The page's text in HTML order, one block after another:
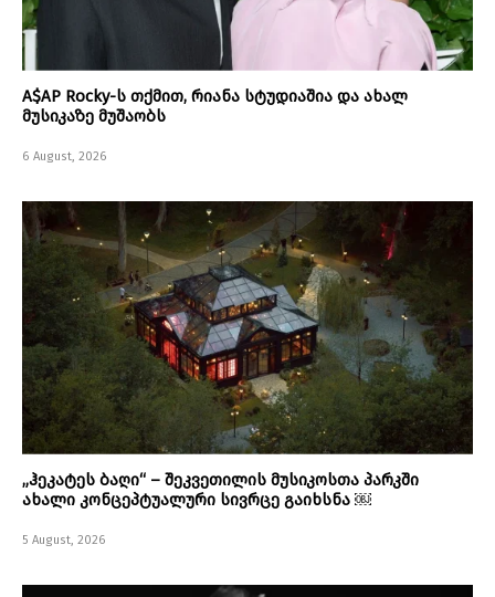
A$AP Rocky-ს თქმით, რიანა სტუდიაშია და ახალ
მუსიკაზე მუშაობს
6 August, 2026
„ჰეკატეს ბაღი“ – შეკვეთილის მუსიკოსთა პარკში
ახალი კონცეპტუალური სივრცე გაიხსნა ￼
5 August, 2026